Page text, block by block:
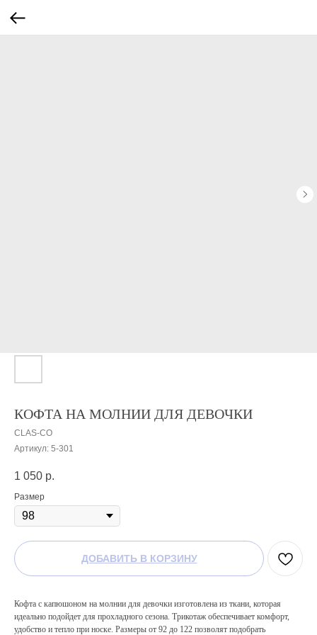
КОФТА НА МОЛНИИ ДЛЯ ДЕВОЧКИ
CLAS-CO
Артикул: 5-301
1 050 р.
Размер
ДОБАВИТЬ В КОРЗИНУ
Кофта с капюшоном на молнии для девочки изготовлена из ткани, которая
идеально подойдет для прохладного сезона. Трикотаж обеспечивает комфорт,
удобство и тепло при носке. Размеры от 92 до 122 позволят подобрать